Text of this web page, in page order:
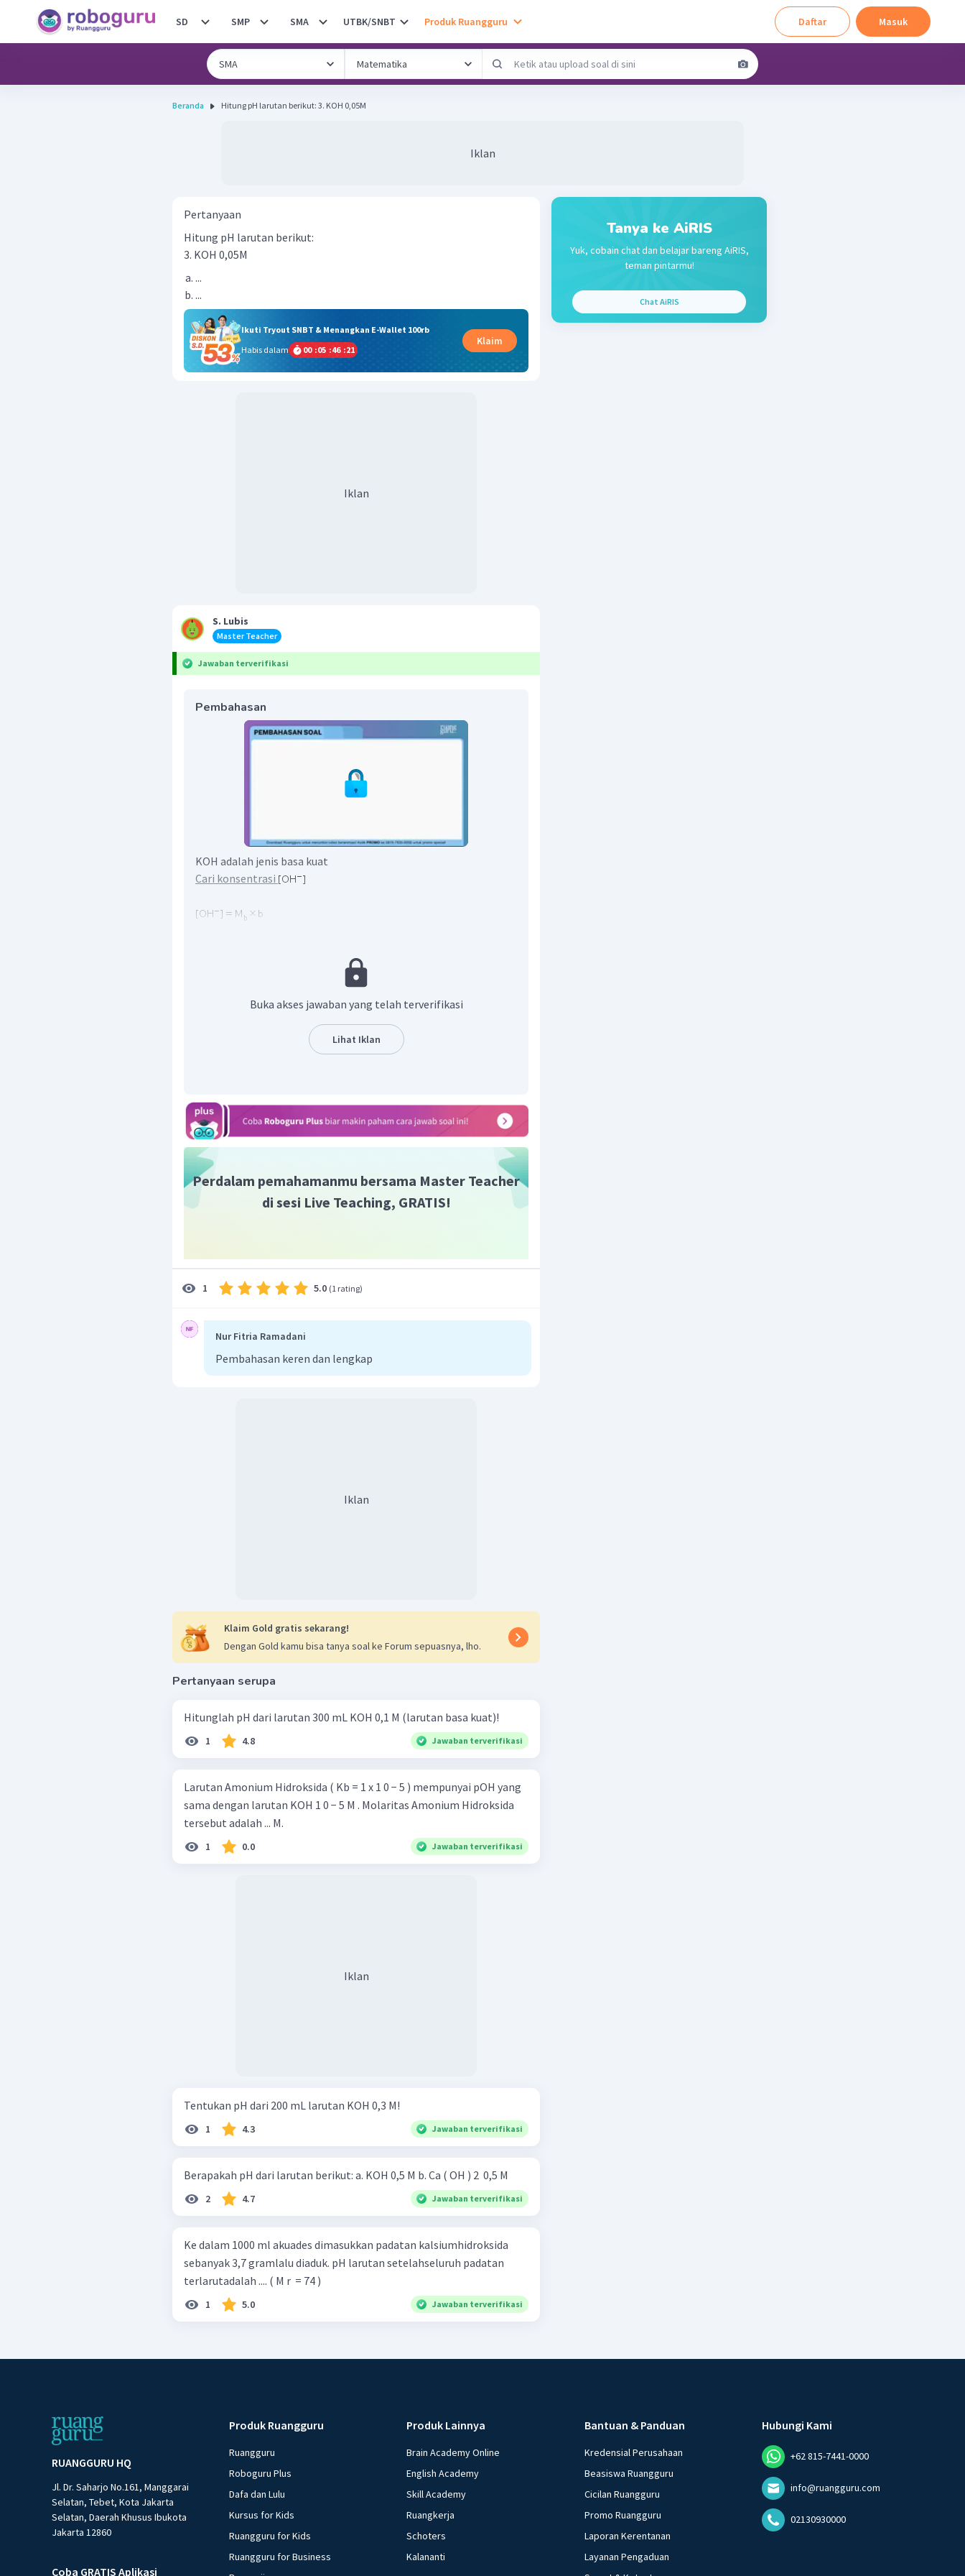
SD SMP SMA UTBK/SNBT Produk Ruangguru Daftar Masuk
Beranda Hitung pH larutan berikut: 3. KOH 0,05M
Iklan
Pertanyaan
Hitung pH larutan berikut:
3. KOH 0,05M
...
...
Ikuti Tryout SNBT & Menangkan E-Wallet 100rb
Habis dalam
00 :05 :46 :20
Klaim
Iklan
S. Lubis
Master Teacher
Jawaban terverifikasi
Pembahasan
KOH adalah jenis basa kuat
Cari konsentrasi
Jadi, dapat disimpulkan pH KOH yaitu 12 + log 5.
Buka akses jawaban yang telah terverifikasi
Lihat Iklan
Perdalam pemahamanmu bersama Master Teacher
di sesi Live Teaching, GRATIS!
1 5.0 (1 rating)
Nur Fitria Ramadani
Pembahasan keren dan lengkap
Iklan
Klaim Gold gratis sekarang!
Dengan Gold kamu bisa tanya soal ke Forum sepuasnya, lho.
Pertanyaan serupa
Hitunglah pH dari larutan 300 mL KOH 0,1 M (larutan basa kuat)!
1 4.8 Jawaban terverifikasi
Larutan Amonium Hidroksida ( Kb = 1 x 1 0 − 5 ) mempunyai pOH yang
sama dengan larutan KOH 1 0 − 5 M . Molaritas Amonium Hidroksida
tersebut adalah ... M.
1 0.0 Jawaban terverifikasi
Iklan
Tentukan pH dari 200 mL larutan KOH 0,3 M!
1 4.3 Jawaban terverifikasi
Berapakah pH dari larutan berikut: a. KOH 0,5 M b. Ca ( OH ) 2 ​ 0,5 M
2 4.7 Jawaban terverifikasi
Ke dalam 1000 ml akuades dimasukkan padatan kalsiumhidroksida
sebanyak 3,7 gramlalu diaduk. pH larutan setelahseluruh padatan
terlarutadalah .... ( M r ​ = 74 )
1 5.0 Jawaban terverifikasi
Tanya ke AiRIS
Yuk, cobain chat dan belajar bareng AiRIS,
teman pintarmu!
Chat AiRIS
RUANGGURU HQ
Jl. Dr. Saharjo No.161, Manggarai
Selatan, Tebet, Kota Jakarta
Selatan, Daerah Khusus Ibukota
Jakarta 12860
Coba GRATIS Aplikasi
Produk Ruangguru
Ruangguru
Roboguru Plus
Dafa dan Lulu
Kursus for Kids
Ruangguru for Kids
Ruangguru for Business
Produk Lainnya
Brain Academy Online
English Academy
Skill Academy
Ruangkerja
Schoters
Kalananti
Bantuan & Panduan
Kredensial Perusahaan
Beasiswa Ruangguru
Cicilan Ruangguru
Promo Ruangguru
Laporan Kerentanan
Layanan Pengaduan
Hubungi Kami
+62 815-7441-0000
info@ruangguru.com
02130930000